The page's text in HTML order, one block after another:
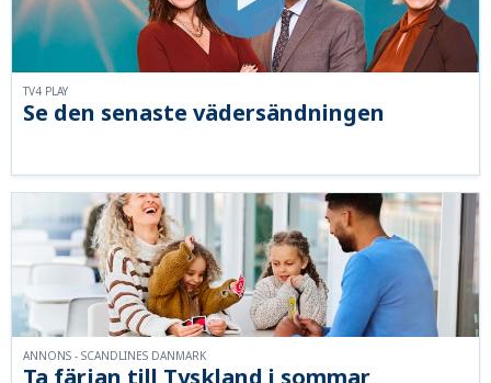
Se den senaste vädersändningen
TV4 PLAY
ANNONS - SCANDLINES DANMARK